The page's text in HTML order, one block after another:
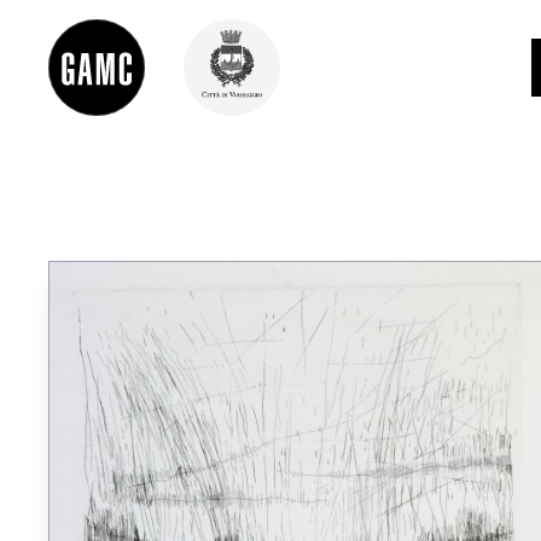
LE COLLEZIONI
GLI AUTORI
LORENZO VIANI
MOSTRE
EVENTI
PALAZZO DELLE MUSE